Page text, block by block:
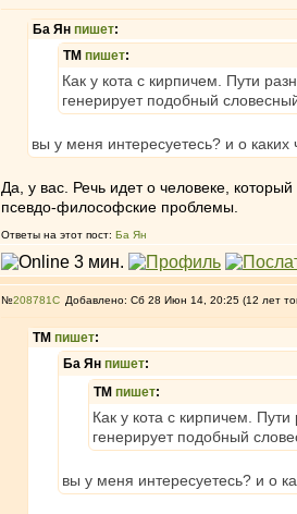
Ба Ян пишет:
ТМ пишет:
Как у кота с кирпичем. Пути
генерирует подобный
вы у меня интересуетесь? и о
Да, у вас. Речь идет о человеке,
псевдо-философские проблемы.
Ответы на этот пост: Ба Ян
№208781 Добавлено: Сб 28 Июн 14, 20:25 (12 лет
ТМ пишет:
Ба Ян пишет:
ТМ пишет:
Как у кота с кирпичем.
генерирует подобный
вы у меня интересуетесь? и о